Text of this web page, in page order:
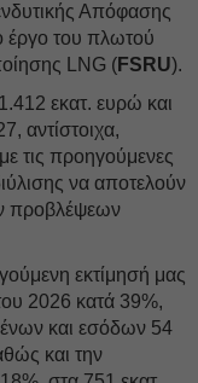
Απόφασης
έργο του πλωτού
LNG (FSRU).
εκατ. ευρώ και
αντίστοιχα,
τις προηγούμενες
να αποτελούν
προβλέψεων
εκτίμησή μας
2026 κατά 39%,
και εσόδων 54
και την